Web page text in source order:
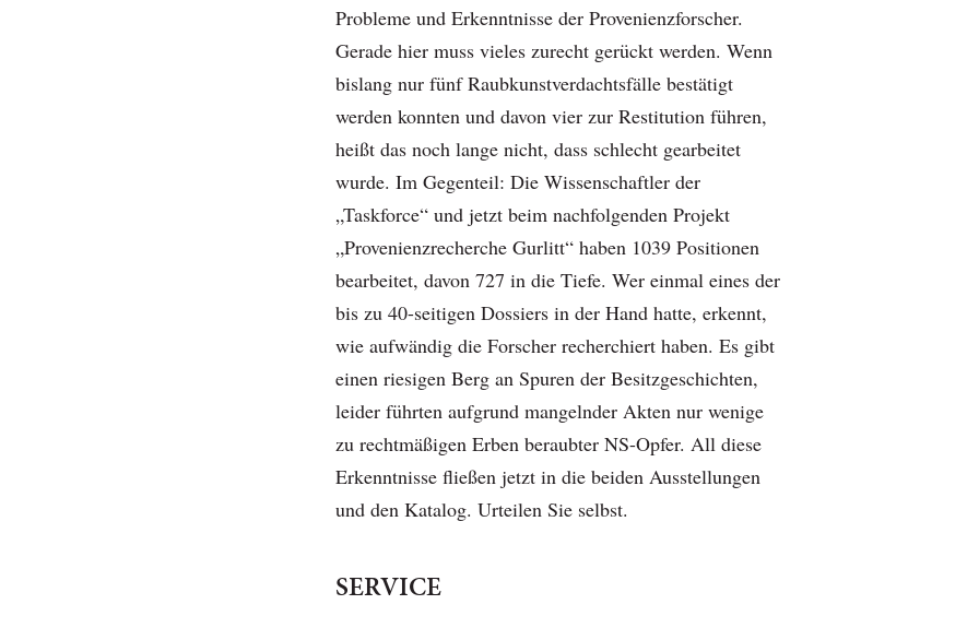
Probleme und Erkenntnisse der Provenienzforscher.
Gerade hier muss vieles zurecht gerückt werden. Wenn
bislang nur fünf Raubkunstverdachtsfälle bestätigt
werden konnten und davon vier zur Restitution führen,
heißt das noch lange nicht, dass schlecht gearbeitet
wurde. Im Gegenteil: Die Wissenschaftler der
„Taskforce“ und jetzt beim nachfolgenden Projekt
„Provenienzrecherche Gurlitt“ haben 1039 Positionen
bearbeitet, davon 727 in die Tiefe. Wer einmal eines der
bis zu 40-seitigen Dossiers in der Hand hatte, erkennt,
wie aufwändig die Forscher recherchiert haben. Es gibt
einen riesigen Berg an Spuren der Besitzgeschichten,
leider führten aufgrund mangelnder Akten nur wenige
zu rechtmäßigen Erben beraubter NS-Opfer. All diese
Erkenntnisse fließen jetzt in die beiden Ausstellungen
und den Katalog. Urteilen Sie selbst.
SERVICE